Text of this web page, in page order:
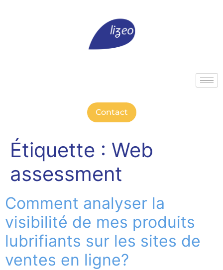
Contact
Étiquette : Web
assessment
Comment analyser la
visibilité de mes produits
lubrifiants sur les sites de
ventes en ligne?